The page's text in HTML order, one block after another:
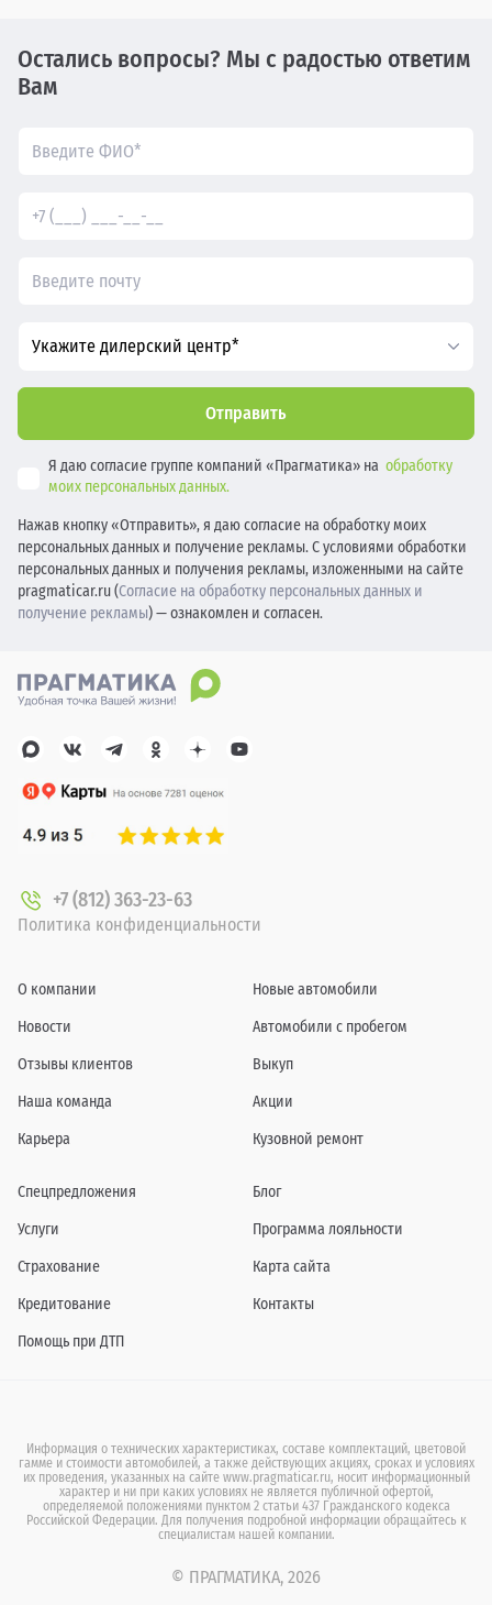
Остались вопросы? Мы с радостью ответим
Вам
Укажите дилерский центр*
Отправить
Я даю согласие группе компаний «Прагматика» на обработку
моих персональных данных.
Нажав кнопку «Отправить», я даю согласие на обработку моих
персональных данных и получение рекламы. С условиями обработки
персональных данных и получения рекламы, изложенными на сайте
pragmaticar.ru (Согласие на обработку персональных данных и
получение рекламы) — ознакомлен и согласен.
+7 (812) 363-23-63
Политика конфиденциальности
О компании
Новости
Отзывы клиентов
Наша команда
Карьера
Новые автомобили
Автомобили с пробегом
Выкуп
Акции
Кузовной ремонт
Спецпредложения
Услуги
Страхование
Кредитование
Помощь при ДТП
Блог
Программа лояльности
Карта сайта
Контакты
Информация о технических характеристиках, составе комплектаций, цветовой
гамме и стоимости автомобилей, а также действующих акциях, сроках и условиях
их проведения, указанных на сайте www.pragmaticar.ru, носит информационный
характер и ни при каких условиях не является публичной офертой,
определяемой положениями пунктом 2 статьи 437 Гражданского кодекса
Российской Федерации. Для получения подробной информации обращайтесь к
специалистам нашей компании.
© ПРАГМАТИКА, 2026